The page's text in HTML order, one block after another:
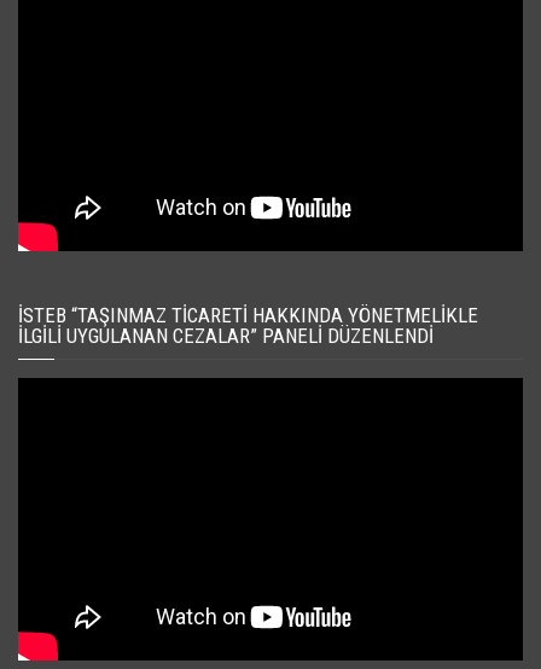
İSTEB “TAŞINMAZ TICARETI HAKKINDA YÖNETMELIKLE
İLGILI UYGULANAN CEZALAR” PANELI DÜZENLENDI